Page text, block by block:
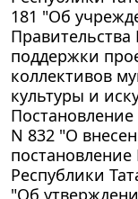
181 "Об
Правительства
поддержки
коллективов
культуры и
N 832 "О
Республики
"Об